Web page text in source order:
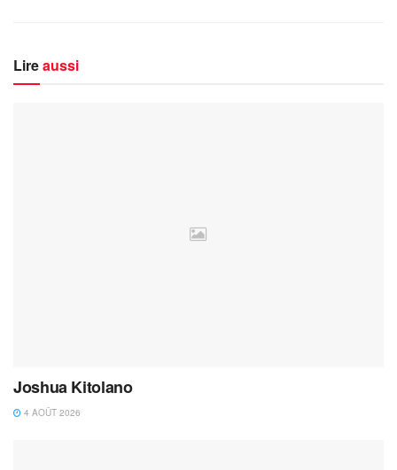
Lireaussi
Joshua Kitolano
4 AOÛT 2026